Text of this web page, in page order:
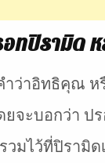
ทปิรามิด
ำว่าอิทธิคุณ
ยจะบอกว่า ป
วมไว้ที่ปิรามิ